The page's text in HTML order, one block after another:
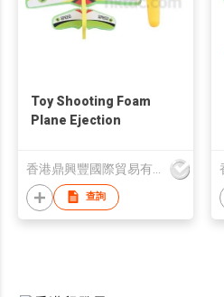
Toy Shooting Foam
Plane Ejection
查詢